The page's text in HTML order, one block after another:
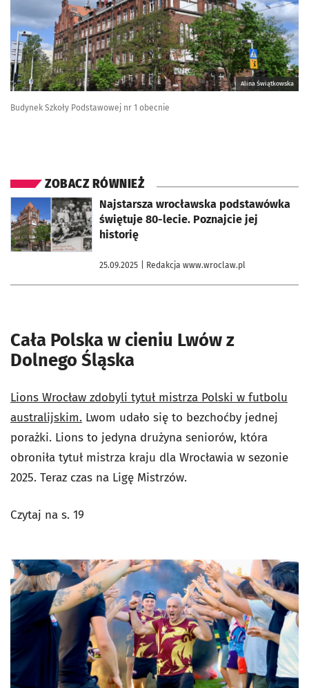
Alina Świątkowska
Budynek Szkoły Podstawowej nr 1 obecnie
ZOBACZ RÓWNIEŻ
Najstarsza wrocławska podstawówka
świętuje 80-lecie. Poznajcie jej
historię
25.09.2025 | Redakcja www.wroclaw.pl
otworzy się w nowej karcie
Cała Polska w cieniu Lwów z
Dolnego Śląska
Lions Wrocław zdobyli tytuł mistrza Polski w futbolu
australijskim. Lwom udało się to bezchoćby jednej
porażki. Lions to jedyna drużyna seniorów, która
obroniła tytuł mistrza kraju dla Wrocławia w sezonie
2025. Teraz czas na Ligę Mistrzów.
Czytaj na s. 19